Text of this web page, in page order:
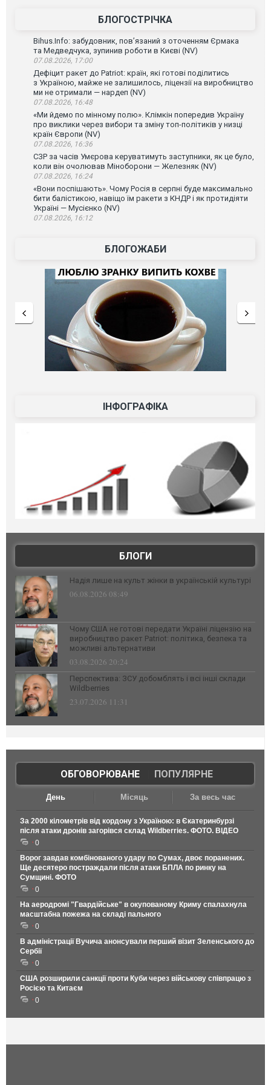
БЛОГОСТРІЧКА
Bihus.Info: забудовник, пов’язаний з оточенням Єрмака
та Медведчука, зупинив роботи в Києві (NV)
07.08.2026, 17:00
Дефіцит ракет до Patriot: країн, які готові поділитись
з Україною, майже не залишилось, ліцензії на виробництво
ми не отримали — нардеп (NV)
07.08.2026, 16:48
«Ми йдемо по мінному полю». Клімкін попередив Україну
про виклики через вибори та зміну топ-політиків у низці
країн Європи (NV)
07.08.2026, 16:36
СЗР за часів Умєрова керуватимуть заступники, як це було,
коли він очолював Міноборони — Железняк (NV)
07.08.2026, 16:24
«Вони поспішають». Чому Росія в серпні буде максимально
бити балістикою, навіщо їм ракети з КНДР і як протидіяти
Україні — Мусієнко (NV)
07.08.2026, 16:12
БЛОГОЖАБИ
ІНФОГРАФІКА
БЛОГИ
Надія лише на культ жінки в українській культурі
06.08.2026 08:49
Чому США не готові передати Україні ліцензію на
виробництво ракет Patriot: політика, безпека та
можливі альтернативи
03.08.2026 20:24
Перспектива: ЗСУ добомблять і всі інші склади
Wildberries
23.07.2026 11:31
ОБГОВОРЮВАНЕ| ПОПУЛЯРНЕ
День Місяць За весь час
За 2000 кілометрів від кордону з Україною: в Єкатеринбурзі
після атаки дронів загорівся склад Wildberries. ФОТО. ВІДЕО
0
Ворог завдав комбінованого удару по Сумах, двоє поранених.
Ще десятеро постраждали після атаки БПЛА по ринку на
Сумщині. ФОТО
0
На аеродромі "Гвардійське" в окупованому Криму спалахнула
масштабна пожежа на складі пального
0
В адміністрації Вучича анонсували перший візит Зеленського до
Сербії
0
США розширили санкції проти Куби через військову співпрацю з
Росією та Китаєм
0